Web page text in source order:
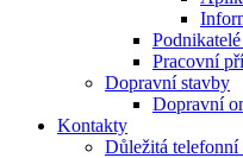
Pracovní
Dopravní stavby
Dopravní
Kontakty
Důležitá telefonní